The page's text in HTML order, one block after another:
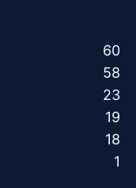
60
58
23
19
18
1